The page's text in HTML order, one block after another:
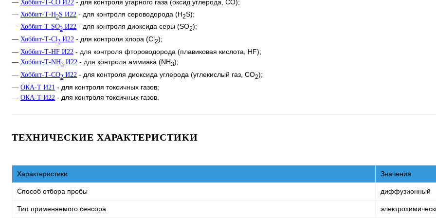
— Хоббит-Т-СО И22 - для контроля угарного газа (оксид углерода, СО);
— Хоббит-Т-Н2S И22 - для контроля сероводорода (Н2S);
— Хоббит-Т-SО2 И22 - для контроля диоксида серы (SО2);
— Хоббит-Т-Cl2 И22 - для контроля хлора (Cl2);
— Хоббит-Т-HF И22 - для контроля фтороводорода (плавиковая кислота, HF);
— Хоббит-Т-NH3 И22 - для контроля аммиака (NH3);
— Хоббит-Т-CO2 И22 - для контроля диоксида углерода (углекислый газ, CO2);
— ОКА-Т И21 - для контроля токсичных газов;
— ОКА-Т И22 - для контроля токсичных газов.
ТЕХНИЧЕСКИЕ ХАРАКТЕРИСТИКИ
Характеристики Значения
Способ отбора пробы диффузионный
Тип применяемого сенсора